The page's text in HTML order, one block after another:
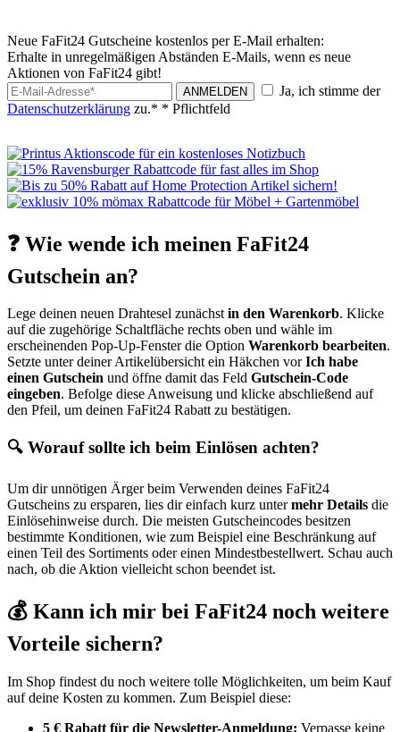
Neue FaFit24 Gutscheine kostenlos per E-Mail erhalten:
Erhalte in unregelmäßigen Abständen E-Mails, wenn es neue
Aktionen von FaFit24 gibt!
ANMELDEN
Ja, ich stimme der
Datenschutzerklärung zu.* * Pflichtfeld
❓ Wie wende ich meinen FaFit24
Gutschein an?
Lege deinen neuen Drahtesel zunächstin den Warenkorb. Klicke
auf die zugehörige Schaltfläche rechts oben und wähle im
erscheinenden Pop-Up-Fenster die Option Warenkorb bearbeiten.
Setzte unter deiner Artikelübersicht ein Häkchen vorIch habe
einen Gutschein und öffne damit das Feld Gutschein-Code
eingeben. Befolge diese Anweisung und klicke abschließend auf
den Pfeil, um deinen FaFit24 Rabatt zu bestätigen.
🔍 Worauf sollte ich beim Einlösen achten?
Um dir unnötigen Ärger beim Verwenden deines FaFit24
Gutscheins zu ersparen, lies dir einfach kurz untermehr Details die
Einlösehinweise durch. Die meisten Gutscheincodes besitzen
bestimmte Konditionen, wie zum Beispiel eine Beschränkung auf
einen Teil des Sortiments oder einen Mindestbestellwert. Schau auch
nach, ob die Aktion vielleicht schon beendet ist.
💰 Kann ich mir bei FaFit24 noch weitere
Vorteile sichern?
Im Shop findest du noch weitere tolle Möglichkeiten, um beim Kauf
auf deine Kosten zu kommen. Zum Beispiel diese:
5 € Rabatt für die Newsletter-Anmeldung: Verpasse keine